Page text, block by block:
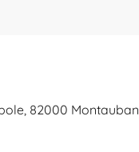
82000 Montauban